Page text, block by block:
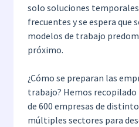
solo soluciones
frecuentes y se espera que
modelos de trabajo
próximo.
¿Cómo se preparan las
trabajo? Hemos
de 600 empresas de
múltiples sectores para